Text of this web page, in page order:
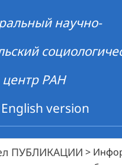
научно-
центр РАН
English version
ПУБЛИКАЦИИ >